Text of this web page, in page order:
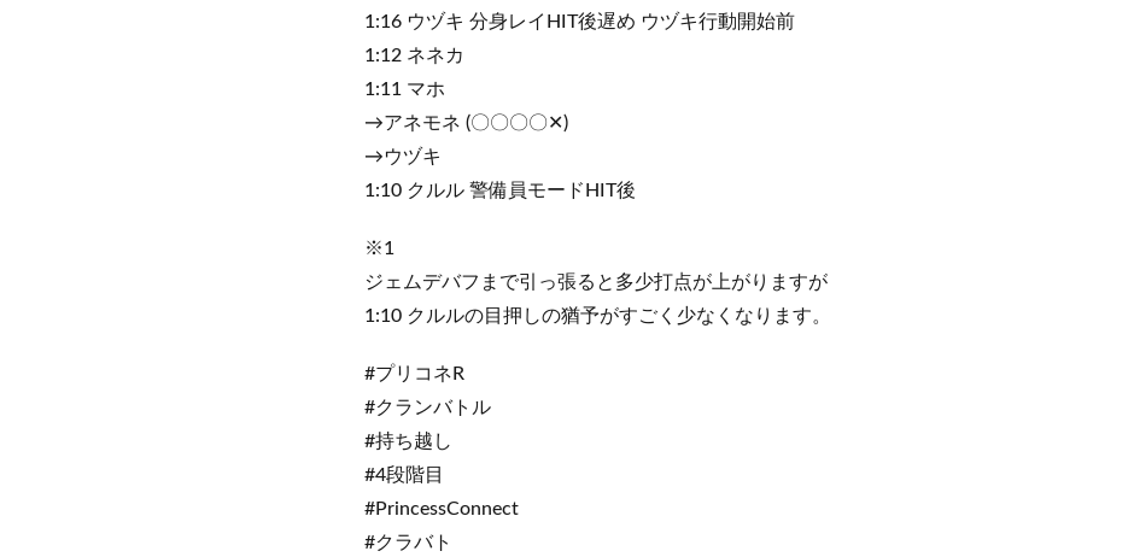
1:16 ウヅキ 分身レイHIT後遅め ウヅキ行動開始前
1:12 ネネカ
1:11 マホ
→アネモネ (〇〇〇〇✕)
→ウヅキ
1:10 クルル 警備員モードHIT後
※1
ジェムデバフまで引っ張ると多少打点が上がりますが
1:10 クルルの目押しの猶予がすごく少なくなります。
#プリコネR
#クランバトル
#持ち越し
#4段階目
#PrincessConnect
#クラバト